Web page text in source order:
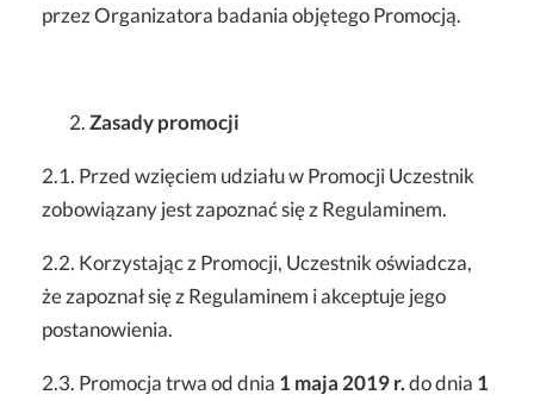
przez Organizatora badania objętego Promocją.
Zasady promocji
2.1. Przed wzięciem udziału w Promocji Uczestnik
zobowiązany jest zapoznać się z Regulaminem.
2.2. Korzystając z Promocji, Uczestnik oświadcza,
że zapoznał się z Regulaminem i akceptuje jego
postanowienia.
2.3. Promocja trwa od dnia 1 maja 2019 r.do dnia 1